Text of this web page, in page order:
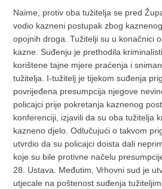
Naime, protiv oba tužitelja se pred
vodio kazneni postupak zbog
opojnih droga. Tužitelji su u konačnici
kazne. Suđenju je prethodila
korištene tajne mjere praćenja i
tužitelja. I-tužitelj je tijekom suđenja
povrijeđena presumpcija njegove
policajci prije pokretanja kaznenog
konferenciji, izjavili da su oba tužitelja
kazneno djelo. Odlučujući o takvom
utvrdio da su policajci doista dali
koje su bile protivne načelu
28. Ustava. Međutim, Vrhovni sud je
utjecale na poštenost suđenja